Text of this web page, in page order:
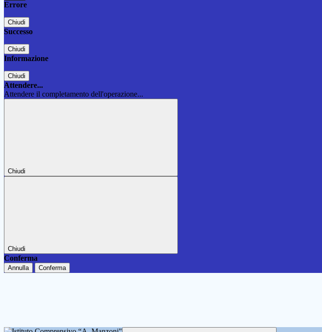
Errore
Chiudi
Successo
Chiudi
Informazione
Chiudi
Attendere...
Attendere il completamento dell'operazione...
Chiudi
Chiudi
Conferma
Annulla Conferma